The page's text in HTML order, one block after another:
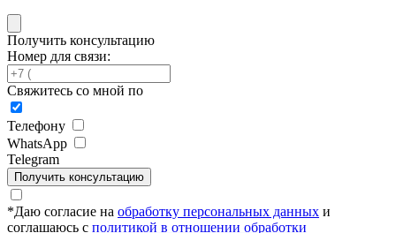
Получить консультацию
Номер для связи:
Свяжитесь со мной по
Телефону
WhatsApp
Telegram
Получить консультацию
*Даю согласие на обработку персональных данных и
соглашаюсь с политикой в отношении обработки